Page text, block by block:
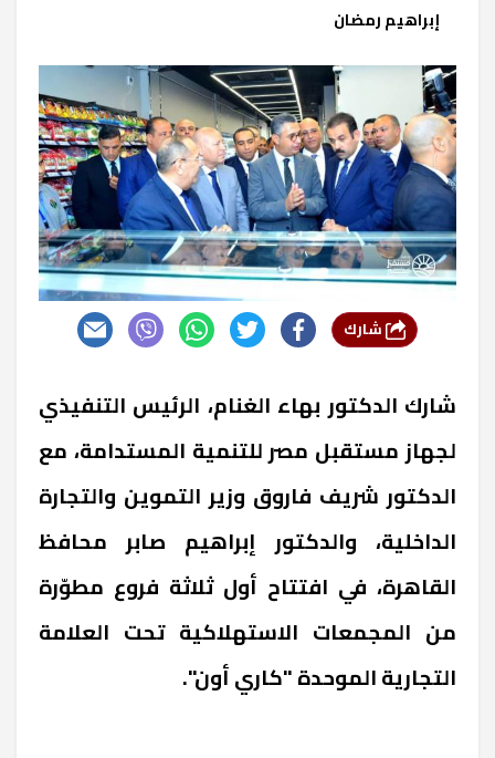
إبراهيم رمضان
شارك الدكتور بهاء الغنام، الرئيس التنفيذي
لجهاز مستقبل مصر للتنمية المستدامة، مع
الدكتور شريف فاروق وزير التموين والتجارة
الداخلية، والدكتور إبراهيم صابر محافظ
القاهرة، في افتتاح أول ثلاثة فروع مطوّرة
من المجمعات الاستهلاكية تحت العلامة
التجارية الموحدة "كاري أون".